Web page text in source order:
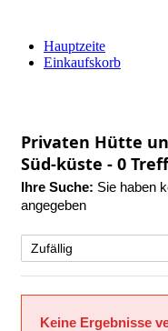
Hauptzeite
Einkaufskorb
Privaten Hütte
Süd-küste - 0
Ihre Suche: Sie haben
angegeben
Keine Ergebnisse